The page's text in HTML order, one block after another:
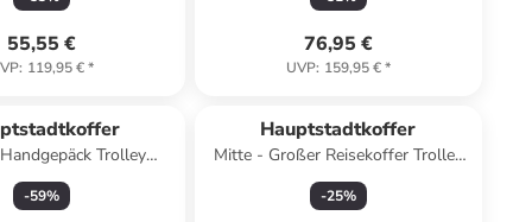
55,55 €
: 119,95 €*
76,95 €
UVP: 159,95 €*
Trolley
On Hardshell TSA
in Olivgrün
-59%
Hauptstadtkoffer
Mitte - Großer Reisekoffer Trolley
77cm XXL Erweiterung TSA 130L
in Waldgrün
-25%